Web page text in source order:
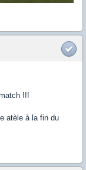
!!!
atèle à la fin du